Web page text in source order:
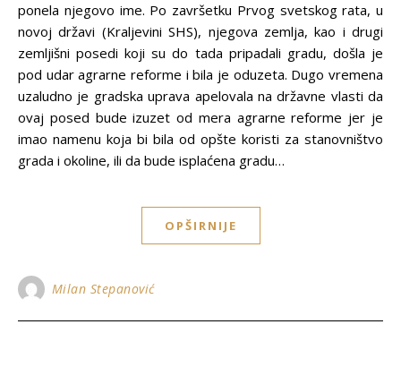
ponela njegovo ime. Po završetku Prvog svetskog rata, u
novoj državi (Kraljevini SHS), njegova zemlja, kao i drugi
zemljišni posedi koji su do tada pripadali gradu, došla je
pod udar agrarne reforme i bila je oduzeta. Dugo vremena
uzaludno je gradska uprava apelovala na državne vlasti da
ovaj posed bude izuzet od mera agrarne reforme jer je
imao namenu koja bi bila od opšte koristi za stanovništvo
grada i okoline, ili da bude isplaćena gradu…
OPŠIRNIJE
Milan Stepanović